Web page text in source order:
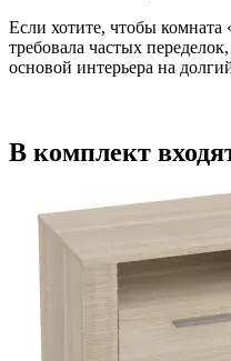
Если хотите, чтобы комната
требовала частых
основой интерьера на
В комплект